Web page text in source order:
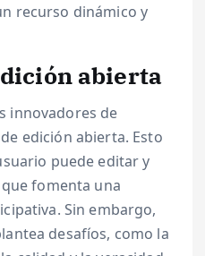
recurso dinámico y
abierta
innovadores de
edición abierta. Esto
puede editar y
fomenta una
Sin embargo,
desafíos, como la